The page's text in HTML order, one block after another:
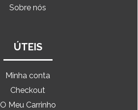
Sobre nós
ÚTEIS
Minha conta
Checkout
O Meu Carrinho